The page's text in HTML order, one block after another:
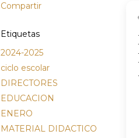
Compartir
Etiquetas
2024-2025
ciclo escolar
DIRECTORES
EDUCACION
ENERO
MATERIAL DIDACTICO